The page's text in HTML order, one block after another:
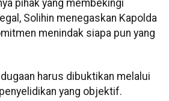
pihak yang membekingi
Solihin menegaskan Kapolda
menindak siapa pun yang
harus dibuktikan melalui
yang objektif.